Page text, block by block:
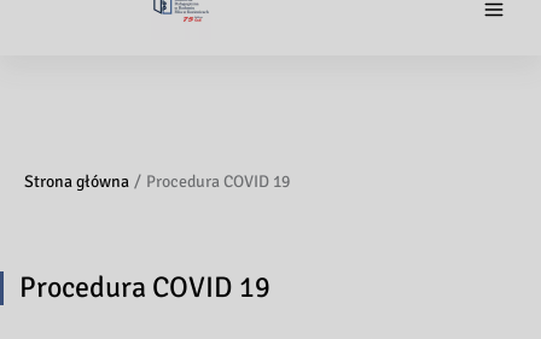
Strona główna Procedura COVID 19
Procedura COVID 19